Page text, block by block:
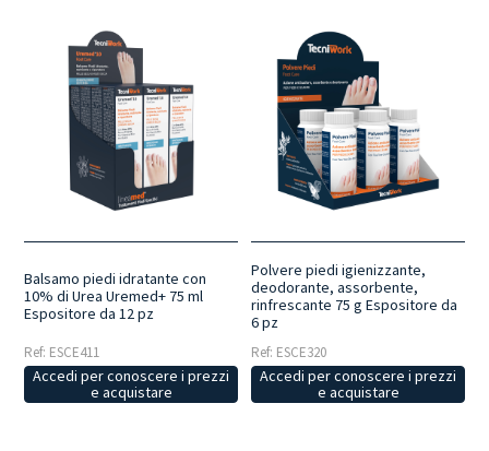
Balsamo piedi idratante con
10% di Urea Uremed+ 75 ml
Espositore da 12 pz
Ref: ESCE411
Accedi per conoscere i prezzi
e acquistare
Polvere piedi igienizzante,
deodorante, assorbente,
rinfrescante 75 g Espositore da
6 pz
Ref: ESCE320
Accedi per conoscere i prezzi
e acquistare